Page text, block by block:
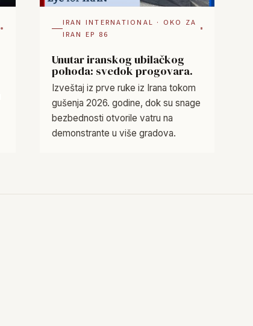
IRAN INTERNATIONAL · OKO ZA
IRAN EP 86
Unutar iranskog ubilačkog
pohoda: svedok progovara.
Izveštaj iz prve ruke iz Irana tokom
gušenja 2026. godine, dok su snage
bezbednosti otvorile vatru na
demonstrante u više gradova.